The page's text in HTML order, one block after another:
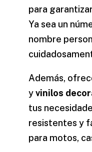
para
Ya sea un
nombre
Además,
yvinilos
tus
resistentes y
para motos,